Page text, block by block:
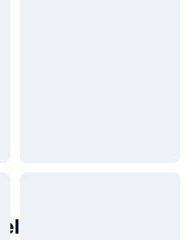
fra den